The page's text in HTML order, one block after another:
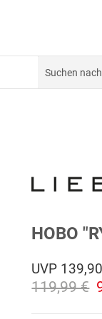
HOBO
UVP
119,99 €